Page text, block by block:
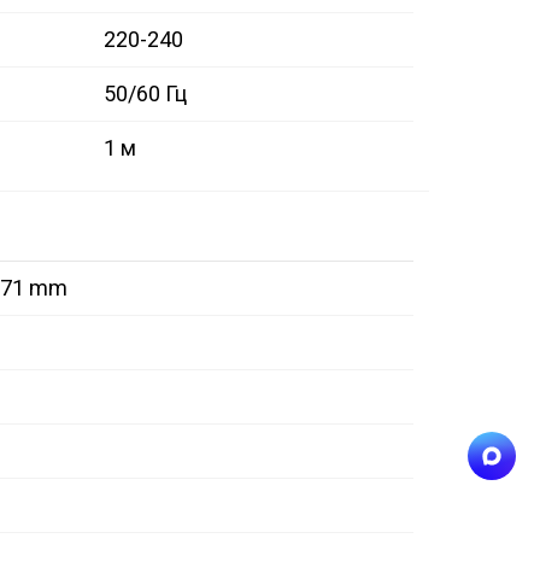
220-240
50/60 Гц
1 м
mm